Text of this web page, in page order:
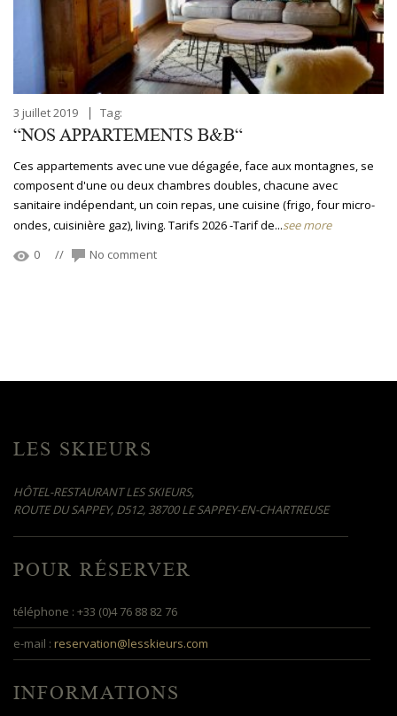
3 juillet 2019 | Tag:
“NOS APPARTEMENTS B&B“
Ces appartements avec une vue dégagée, face aux montagnes, se
composent d'une ou deux chambres doubles, chacune avec
sanitaire indépendant, un coin repas, une cuisine (frigo, four micro-
ondes, cuisinière gaz), living. Tarifs 2026 -Tarif de...see more
0
// No comment
LES SKIEURS
HÔTEL-RESTAURANT LES SKIEURS,
ROUTE DU SAPPEY, D512, 38700 LE SAPPEY-EN-CHARTREUSE
POUR RÉSERVER
téléphone : +33 (0)4 76 88 82 76
e-mail : reservation@lesskieurs.com
INFORMATIONS